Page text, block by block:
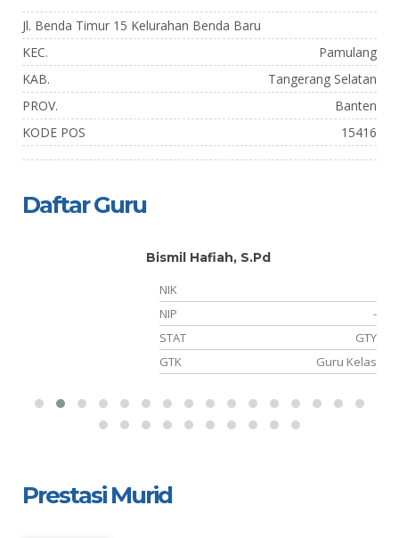
Jl. Benda Timur 15 Kelurahan Benda Baru
KEC.
Pamulang
KAB.
Tangerang Selatan
PROV.
Banten
KODE POS
15416
Daftar Guru
Bismil Hafiah, S.Pd
NIK
NIP
-
STAT
GTY
GTK
Guru Kelas
Prestasi Murid